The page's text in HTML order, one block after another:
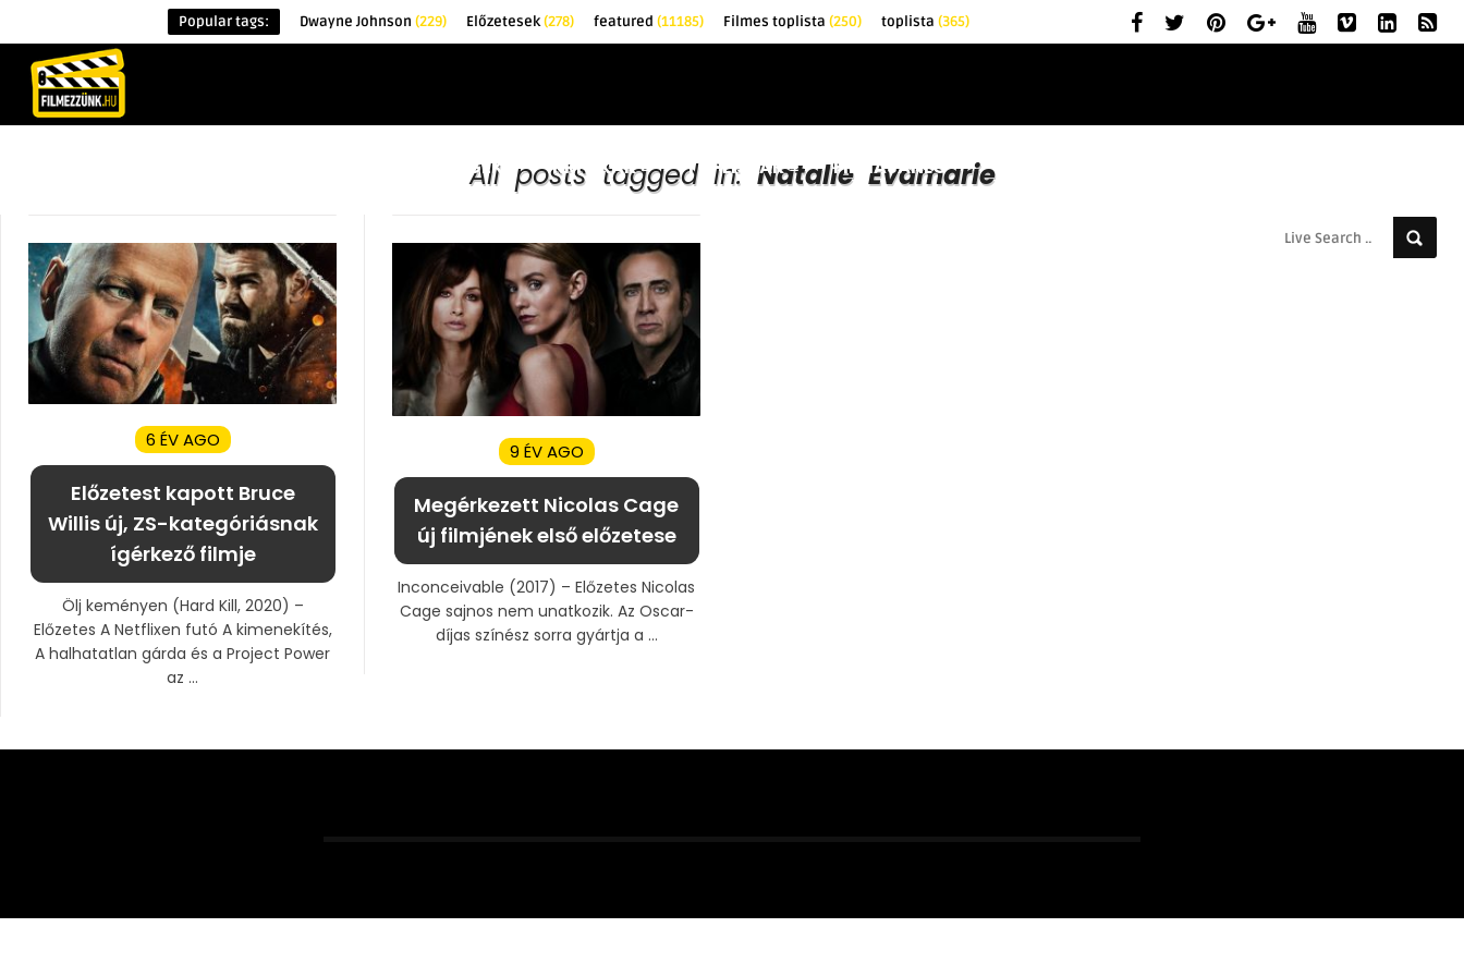
Popular tags: Dwayne Johnson (229) Előzetesek(278) featured (11185) Filmes toplista (250) toplista (365)
ÉRDEKESSÉGEK KRITIKÁK TOPLISTÁK FILMAJÁNLÓ ELŐZETESEK
All posts tagged in: Natalie Evamarie
6 ÉV AGO
Előzetest kapott Bruce
Willis új, ZS-kategóriásnak
ígérkező filmje
Ölj keményen (Hard Kill, 2020) –
Előzetes A Netflixen futó A kimenekítés,
A halhatatlan gárda és a Project Power
az ...
9 ÉV AGO
Megérkezett Nicolas Cage
új filmjének első előzetese
Inconceivable (2017) – Előzetes Nicolas
Cage sajnos nem unatkozik. Az Oscar-
díjas színész sorra gyártja a ...